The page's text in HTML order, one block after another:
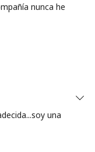
nunca he
una